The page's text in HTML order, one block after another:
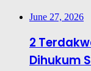
June 27, 2026
2
Dihukum